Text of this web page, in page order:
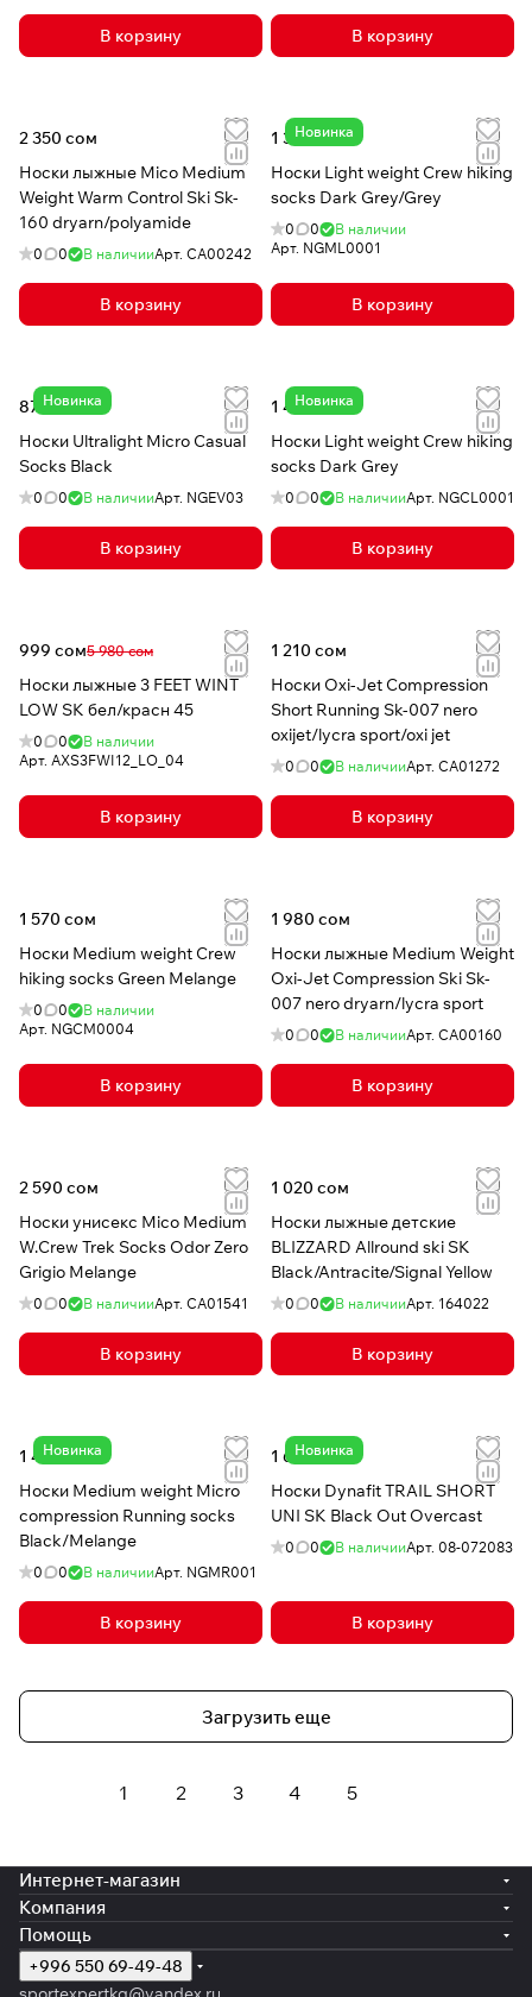
В корзину В корзину
2 350 сом
Носки лыжные Mico Medium
Weight Warm Control Ski Sk-
160 dryarn/polyamide
0 0 В наличииАрт. CA00242
В корзину
Новинка
1 310 сом
Носки Light weight Crew hiking
socks Dark Grey/Grey
0 0
В наличии
Арт. NGML0001
В корзину
Новинка
870 сом
Носки Ultralight Micro Casual
Socks Black
0 0 В наличииАрт. NGEV03
В корзину
Новинка
1 480 сом
Носки Light weight Crew hiking
socks Dark Grey
0 0 В наличииАрт. NGCL0001
В корзину
999 сом5 980 сом
Носки лыжные 3 FEET WINT
LOW SK бел/красн 45
0 0
В наличии
Арт. AXS3FWI12_LO_04
В корзину
1 210 сом
Носки Oxi-Jet Compression
Short Running Sk-007 nero
oxijet/lycra sport/oxi jet
0 0 В наличииАрт. CA01272
В корзину
1 570 сом
Носки Medium weight Crew
hiking socks Green Melange
0 0
В наличии
Арт. NGCM0004
В корзину
1 980 сом
Носки лыжные Medium Weight
Oxi-Jet Compression Ski Sk-
007 nero dryarn/lycra sport
0 0 В наличииАрт. CA00160
В корзину
2 590 сом
Носки унисекс Mico Medium
W.Crew Trek Socks Odor Zero
Grigio Melange
0 0 В наличииАрт. CA01541
В корзину
1 020 сом
Носки лыжные детские
BLIZZARD Allround ski SK
Black/Antracite/Signal Yellow
0 0 В наличииАрт. 164022
В корзину
Новинка
1 490 сом
Носки Medium weight Micro
compression Running socks
Black/Melange
0 0 В наличииАрт. NGMR001
В корзину
Новинка
1 620 сом
Носки Dynafit TRAIL SHORT
UNI SK Black Out Overcast
0 0 В наличииАрт. 08-072083
В корзину
Загрузить еще
1 2 3 4 5
Интернет-магазин
Компания
Помощь
+996 550 69-49-48